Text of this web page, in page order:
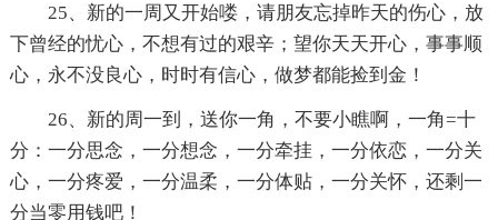
25、新的一周又开始喽，请朋友忘掉昨天的伤心，放
下曾经的忧心，不想有过的艰辛；望你天天开心，事事顺
心，永不没良心，时时有信心，做梦都能捡到金！
26、新的周一到，送你一角，不要小瞧啊，一角=十
分：一分思念，一分想念，一分牵挂，一分依恋，一分关
心，一分疼爱，一分温柔，一分体贴，一分关怀，还剩一
分当零用钱吧！